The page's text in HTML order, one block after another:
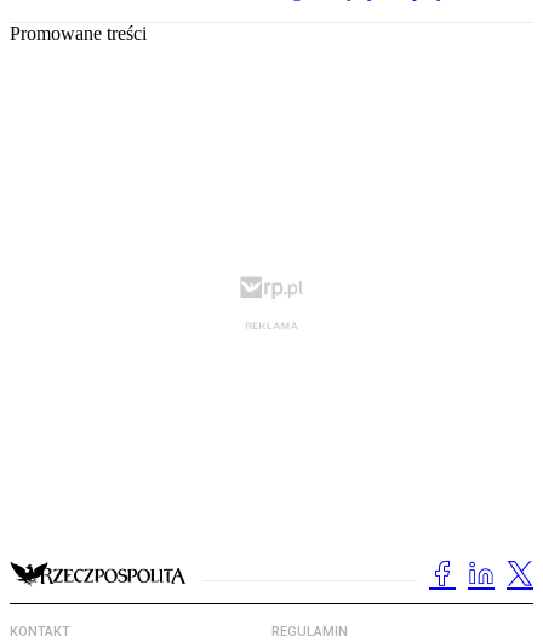
Promowane treści
KONTAKT REGULAMIN